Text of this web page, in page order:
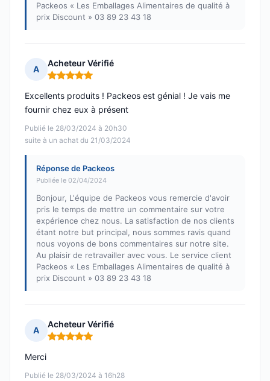
Packeos « Les Emballages Alimentaires de qualité à
prix Discount » 03 89 23 43 18
A
Acheteur Vérifié
Note : 5 sur 5
Publié le 28/03/2024 à 20h30
suite à un achat du 21/03/2024
Excellents produits ! Packeos est génial ! Je vais me
fournir chez eux à présent
Réponse de Packeos
Publiée le 02/04/2024
Bonjour, L'équipe de Packeos vous remercie d'avoir
pris le temps de mettre un commentaire sur votre
expérience chez nous. La satisfaction de nos clients
étant notre but principal, nous sommes ravis quand
nous voyons de bons commentaires sur notre site.
Au plaisir de retravailler avec vous. Le service client
Packeos « Les Emballages Alimentaires de qualité à
prix Discount » 03 89 23 43 18
A
Acheteur Vérifié
Note : 5 sur 5
Publié le 28/03/2024 à 16h28
Merci